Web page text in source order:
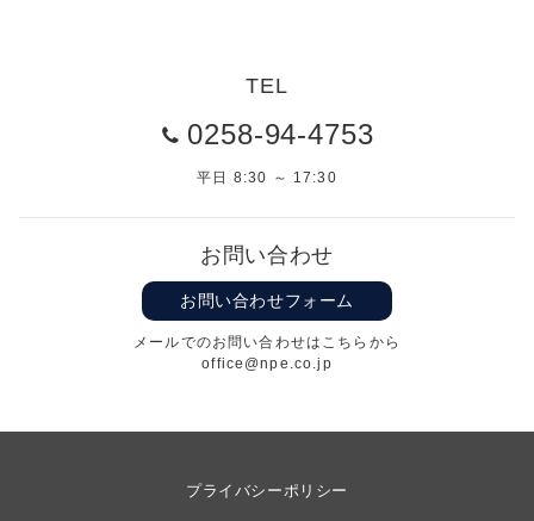
TEL
0258-94-4753
平日 8:30 ～ 17:30
お問い合わせ
お問い合わせフォーム
メールでのお問い合わせはこちらから
office@npe.co.jp
プライバシーポリシー